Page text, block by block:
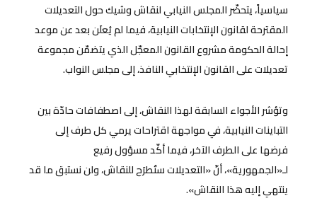
سياسياً، يتحضّر المجلس النيابي لنقاش وشيك حول التعديلات
المقترحة لقانون الإنتخابات النيابية، فيما لم يُعلَن بعد عن موعد
إحالة الحكومة مشروع القانون المعجّل الذي يتضمّن مجموعة
تعديلات على القانون الإنتخابي النافذ، إلى مجلس النواب.
وتؤشر الأجواء السابقة لهذا النقاش، إلى اصطفافات حادّة بين
التباينات النيابية، في مواجهة اقتراحات يرمي كل طرف إلى
فرضها على الطرف الآخر، فيما أكّد مسؤول رفيع
لـ«الجمهورية»، أنّ «التعديلات ستُطرَح للنقاش، ولن نستبق ما قد
ينتهي إليه هذا النقاش».